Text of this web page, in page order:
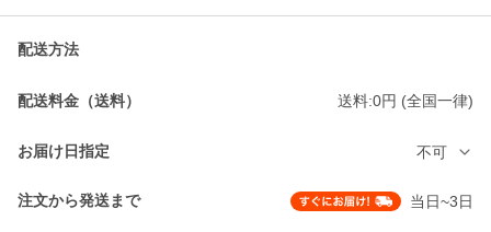
配送方法
配送料金（送料） 送料:0円 (全国一律)
お届け日指定 不可
注文から発送まで 当日~3日